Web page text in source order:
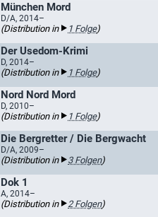
München Mord
D/A, 2014–
(Distribution in 1 Folge)
Der Usedom-Krimi
D, 2014–
(Distribution in 1 Folge)
Nord Nord Mord
D, 2010–
(Distribution in 1 Folge)
Die Bergretter / Die Bergwacht
D/A, 2009–
(Distribution in 3 Folgen)
Dok 1
A, 2014–
(Distribution in 2 Folgen)